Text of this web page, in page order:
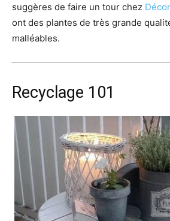
suggères de faire un tour chez
ont des plantes de très grande
malléables.
Recyclage 101